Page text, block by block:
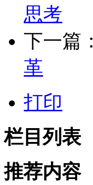
思考
下一篇：
革
打印
栏目列表
推荐内容